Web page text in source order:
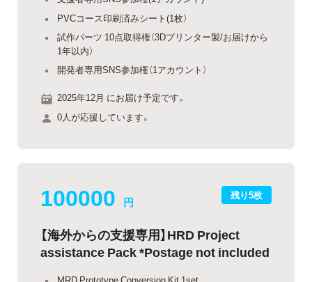
PVCコース印刷済みシート(1枚）
試作パーツ 10点取得権（3Dプリンター製/お届けから
1年以内）
開発者専用SNS参加権（1アカウント）
2025年12月 にお届け予定です。
0人が応援しています。
残り5枚
100000 円
【海外からの支援専用】HRD Project
assistance Pack *Postage not included
MRD Prototype Conversion Kit 1set